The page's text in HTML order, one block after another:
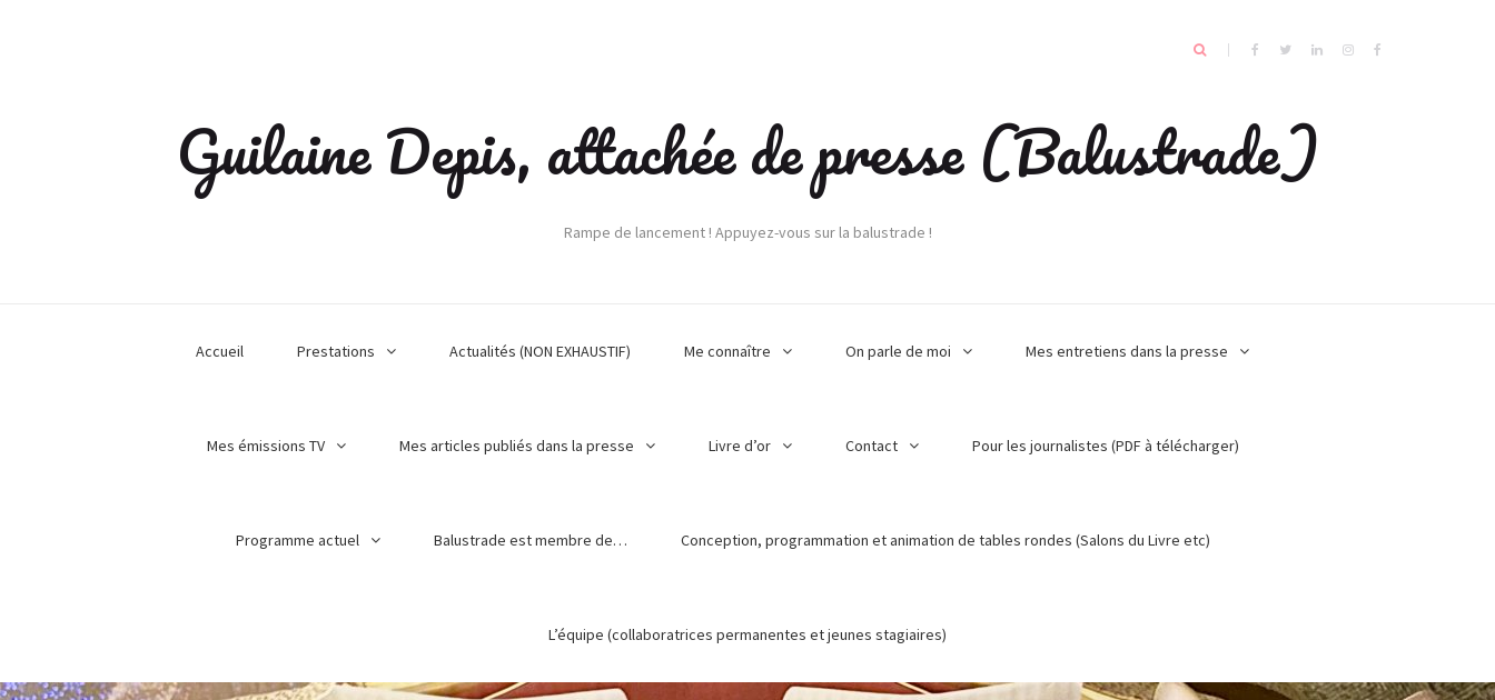
Guilaine Depis, attachée de presse (Balustrade)
Rampe de lancement ! Appuyez-vous sur la balustrade !
Accueil Prestations Actualités (NON EXHAUSTIF) Me connaître On parle de moi Mes entretiens dans la presse
Mes émissions TV Mes articles publiés dans la presse Livre d’or Contact Pour les journalistes (PDF à télécharger)
Programme actuel Balustrade est membre de… Conception, programmation et animation de tables rondes (Salons du Livre etc)
L’équipe (collaboratrices permanentes et jeunes stagiaires)